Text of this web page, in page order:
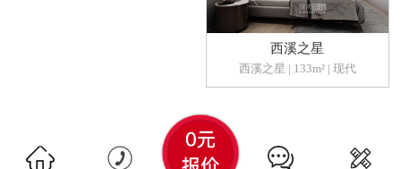
西溪之星
西溪之星 | 133m² | 现代